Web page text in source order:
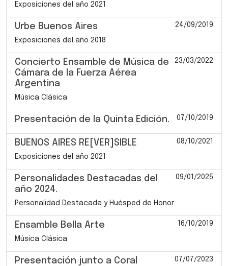
Exposiciones del año 2021
Urbe Buenos Aires 24/09/2019
Exposiciones del año 2018
Concierto Ensamble de Música de
Cámara de la Fuerza Aérea
Argentina
23/03/2022
Música Clásica
Presentación de la Quinta Edición. 07/10/2019
BUENOS AIRES RE[VER]SIBLE 08/10/2021
Exposiciones del año 2021
Personalidades Destacadas del
año 2024.
09/01/2025
Personalidad Destacada y Huésped de Honor
Ensamble Bella Arte 16/10/2019
Música Clásica
Presentación junto a Coral
07/07/2023